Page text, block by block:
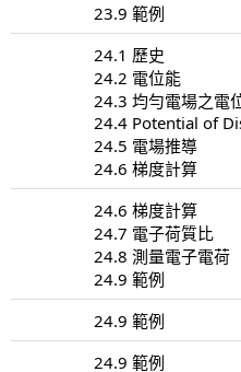
23.9 範例
24.1 歷史
24.2 電位能
24.3 均勻電場之電
24.4 Potential of
24.5 電場推導
24.6 梯度計算
24.6 梯度計算
24.7 電子荷質比
24.8 測量電子電荷
24.9 範例
24.9 範例
24.9 範例